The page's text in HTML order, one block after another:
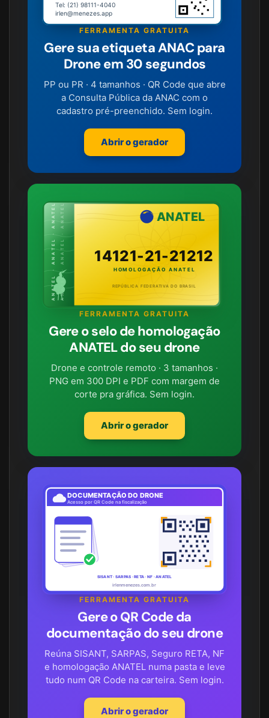
Tel: (21) 98111-4040
irlen@menezes.app
FERRAMENTA GRATUITA
Gere sua etiqueta ANAC para
Drone em 30 segundos
PP ou PR · 4 tamanhos · QR Code que abre
a Consulta Pública da ANAC com o
cadastro pré-preenchido. Sem login.
Abrir o gerador
ANATEL · ANATEL · ANATELANATEL · ANATEL · ANATEL ANATEL
14121-21-21212
HOMOLOGAÇÃO ANATEL
REPÚBLICA FEDERATIVA DO BRASIL
FERRAMENTA GRATUITA
Gere o selo de homologação
ANATEL do seu drone
Drone e controle remoto · 3 tamanhos ·
PNG em 300 DPI e PDF com margem de
corte pra gráfica. Sem login.
Abrir o gerador
DOCUMENTAÇÃO DO DRONE
Acesso por QR Code na fiscalização
SISANT · SARPAS · RETA · NF · ANATEL
irlenmenezes.com.br
FERRAMENTA GRATUITA
Gere o QR Code da
documentação do seu drone
Reúna SISANT, SARPAS, Seguro RETA, NF
e homologação ANATEL numa pasta e leve
tudo num QR Code na carteira. Sem login.
Abrir o gerador